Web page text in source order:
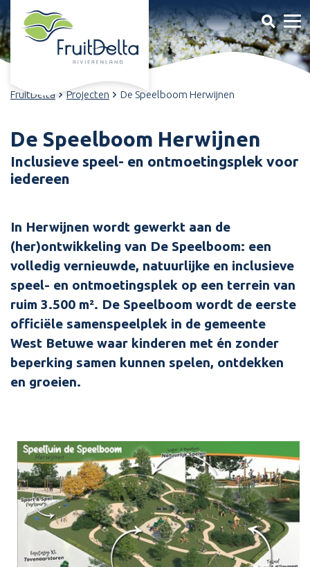
FruitDelta Projecten De Speelboom Herwijnen
De Speelboom Herwijnen
Inclusieve speel- en ontmoetingsplek voor
iedereen
In Herwijnen wordt gewerkt aan de
(her)ontwikkeling van De Speelboom: een
volledig vernieuwde, natuurlijke en inclusieve
speel- en ontmoetingsplek op een terrein van
ruim 3.500 m². De Speelboom wordt de eerste
officiële samenspeelplek in de gemeente
West Betuwe waar kinderen met én zonder
beperking samen kunnen spelen, ontdekken
en groeien.